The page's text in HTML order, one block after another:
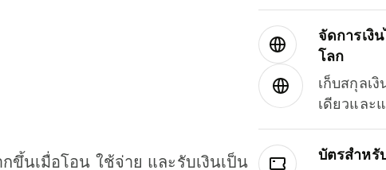
ขึ้นเมื่อโอน ใช้จ่าย และรับเงินเป็น
จัดการเงิ
โลก
เก็บสกุลเ
เดียวและ
บัตรสำหรั